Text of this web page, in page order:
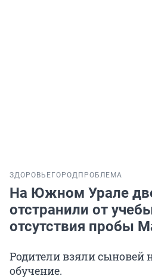
ЗДОРОВЬЕ ГОРОД ПРОБЛЕМА
На Южном Урале
отстранили от
отсутствия пробы
Родители взяли сыновей
обучение.